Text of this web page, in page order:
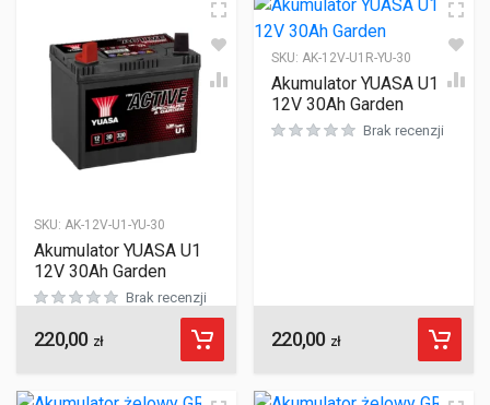
SKU: AK-12V-U1-YU-30
Akumulator YUASA U1
12V 30Ah Garden
Brak recenzji
220,00 zł
SKU: AK-12V-U1R-YU-30
Akumulator YUASA U1R
12V 30Ah Garden
Brak recenzji
220,00 zł